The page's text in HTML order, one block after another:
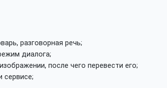
разговорная речь;
диалога;
после чего перевести его;
сервисе;